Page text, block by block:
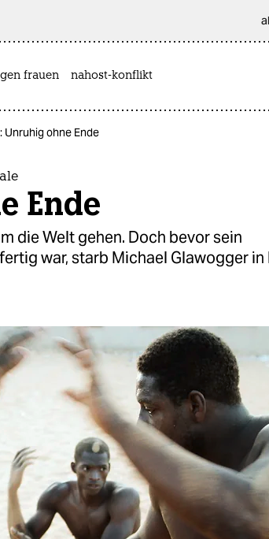
frauen nahost-konflikt
Unruhig ohne Ende
Ende
die Welt gehen. Doch bevor sein
war, starb Michael Glawogger in